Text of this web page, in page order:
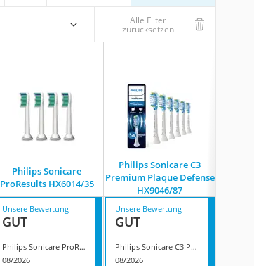
Alle Filter
zurücksetzen
Philips Sonicare
ProResults HX6014/35
Philips Sonicare C3
Premium Plaque Defense
HX9046/87
Unsere Bewertung
GUT
Philips Sonicare ProResults HX6014/35
08/2026
Unsere Bewertung
GUT
Philips Sonicare C3 Premium Plaque Defense HX9046/87
08/2026